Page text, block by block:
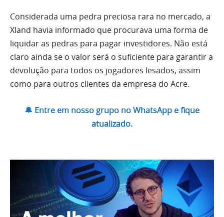
Considerada uma pedra preciosa rara no mercado, a
Xland havia informado que procurava uma forma de
liquidar as pedras para pagar investidores. Não está
claro ainda se o valor será o suficiente para garantir a
devolução para todos os jogadores lesados, assim
como para outros clientes da empresa do Acre.
🔔 Entre em nosso grupo no WhatsApp e fique
atualizado.